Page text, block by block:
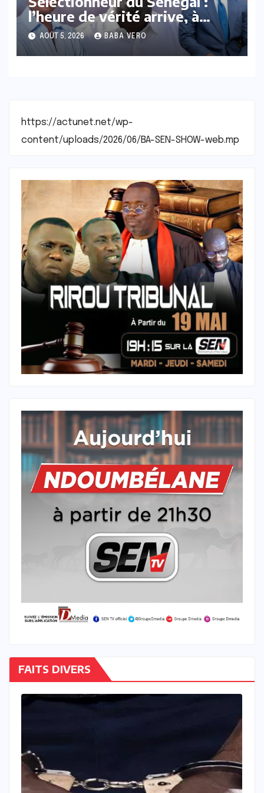
l’heure de vérité arrive, à
quand un cap clair ?
AOÛT 5, 2026 BABA VERO
https://actunet.net/wp-
content/uploads/2026/06/BA-SEN-SHOW-web.mp
FAITS DIVERS